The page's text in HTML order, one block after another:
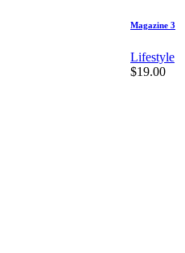
Magazine 3
Lifestyle
$19.00